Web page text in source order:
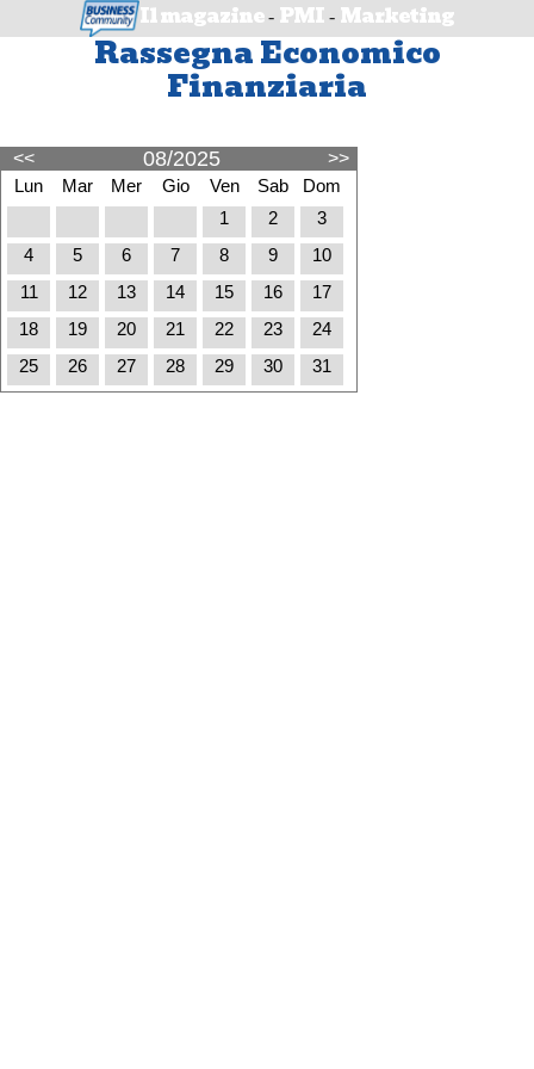
Il magazine- PMI - Marketing
Rassegna Economico
Finanziaria
<< 08/2025
>>
Lun
Mar Mer Gio Ven Sab
Dom
1
2
3
4
5 6 7 8 9
10
11
12 13 14 15 16
17
18
19 20 21 22 23
24
25
26 27 28 29 30 31